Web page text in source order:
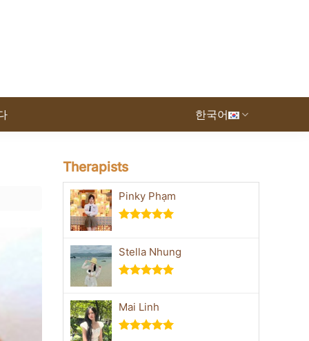
한국어
Therapists
Pinky Phạm
가됨
Stella Nhung
가됨
Mai Linh